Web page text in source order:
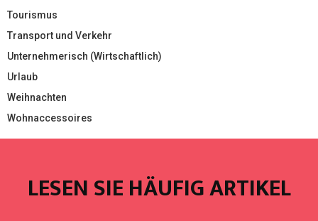
Tourismus
Transport und Verkehr
Unternehmerisch (Wirtschaftlich)
Urlaub
Weihnachten
Wohnaccessoires
LESEN SIE HÄUFIG ARTIKEL